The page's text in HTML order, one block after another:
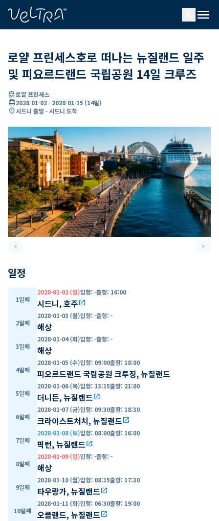
menu
로얄 프린세스호로 떠나는 뉴질랜드 일주
및 피요르드랜드 국립공원 14일 크루즈
directions_boat로얄 프린세스
card_travel2028-01-02- 2028-01-15 (14일)
location_on시드니 출발 - 시드니 도착
keyboard_arrow_leftPrevious slide keyboard_arrow_right
일정
1일째
2028-01-02 (일)입항: -출항: 16:00
시드니, 호주open_in_new
2일째
2028-01-03 (월)입항: -출항: -
해상
3일째
2028-01-04 (화)입항: -출항: -
해상
4일째
2028-01-05 (수)입항: 09:00출항: 18:00
피오르드랜드 국립공원 크루징, 뉴질랜드
5일째
2028-01-06 (목)입항: 13:15출항: 21:00
더니든, 뉴질랜드open_in_new
6일째
2028-01-07 (금)입항: 09:30출항: 18:30
크라이스트처치, 뉴질랜드open_in_new
7일째
2028-01-08 (토)입항: 08:00출항: 16:00
픽턴, 뉴질랜드open_in_new
8일째
2028-01-09 (일)입항: -출항: -
해상
9일째
2028-01-10 (월)입항: 08:15출항: 17:30
타우랑가, 뉴질랜드open_in_new
10일째
2028-01-11 (화)입항: 06:30출항: 19:00
오클랜드, 뉴질랜드open_in_new